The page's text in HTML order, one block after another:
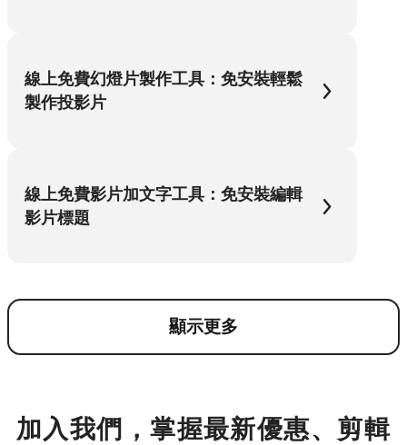
線上免費幻燈片製作工具：免安裝輕鬆
製作投影片
線上免費影片加文字工具：免安裝編輯
影片標題
顯示更多
加入我們，掌握最新優惠、剪輯